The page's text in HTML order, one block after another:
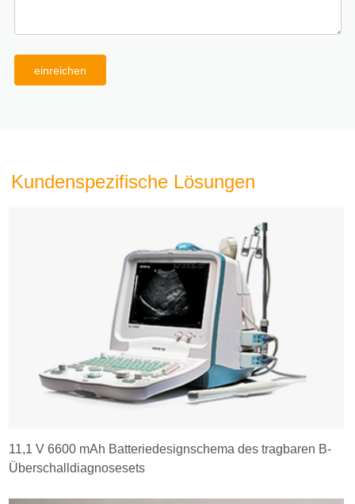
einreichen
Kundenspezifische Lösungen
11,1 V 6600 mAh Batteriedesignschema des tragbaren B-
Überschalldiagnosesets